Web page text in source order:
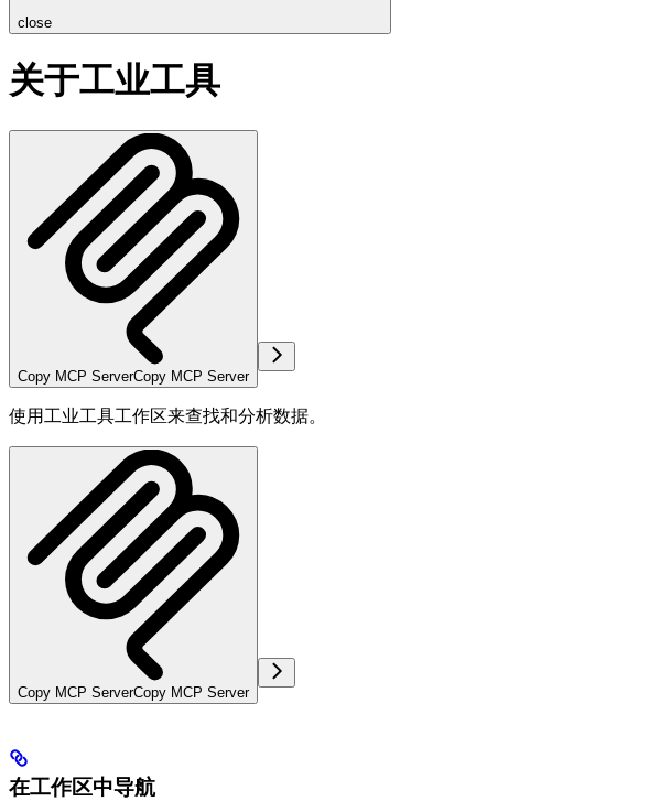
close
关于工业工具
Copy MCP ServerCopy MCP Server
使用工业工具工作区来查找和分析数据。
Copy MCP ServerCopy MCP Server
在工作区中导航